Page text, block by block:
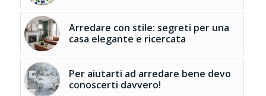
Arredare con stile: segreti per una
casa elegante e ricercata
Per aiutarti ad arredare bene devo
conoscerti davvero!